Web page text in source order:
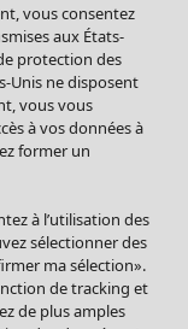
vous consentez
aux États-
protection des
Unis ne disposent
vous vous
à vos données à
former un
à l’utilisation des
sélectionner des
ma sélection».
de tracking et
de plus amples